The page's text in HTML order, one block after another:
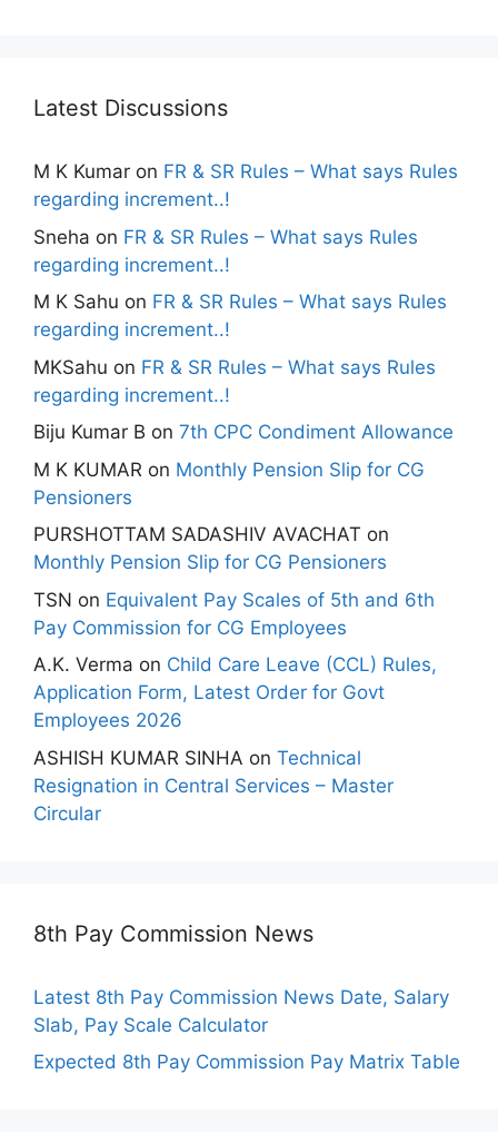
Latest Discussions
M K Kumar on FR & SR Rules – What says Rules
regarding increment..!
Sneha on FR & SR Rules – What says Rules
regarding increment..!
M K Sahu on FR & SR Rules – What says Rules
regarding increment..!
MKSahu on FR & SR Rules – What says Rules
regarding increment..!
Biju Kumar B on 7th CPC Condiment Allowance
M K KUMAR on Monthly Pension Slip for CG
Pensioners
PURSHOTTAM SADASHIV AVACHAT on
Monthly Pension Slip for CG Pensioners
TSN on Equivalent Pay Scales of 5th and 6th
Pay Commission for CG Employees
A.K. Verma on Child Care Leave (CCL) Rules,
Application Form, Latest Order for Govt
Employees 2026
ASHISH KUMAR SINHA on Technical
Resignation in Central Services – Master
Circular
8th Pay Commission News
Latest 8th Pay Commission News Date, Salary
Slab, Pay Scale Calculator
Expected 8th Pay Commission Pay Matrix Table